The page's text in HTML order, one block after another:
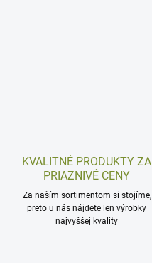
KVALITNÉ PRODUKTY ZA
PRIAZNIVÉ CENY
Za naším sortimentom si stojíme,
preto u nás nájdete len výrobky
najvyššej kvality